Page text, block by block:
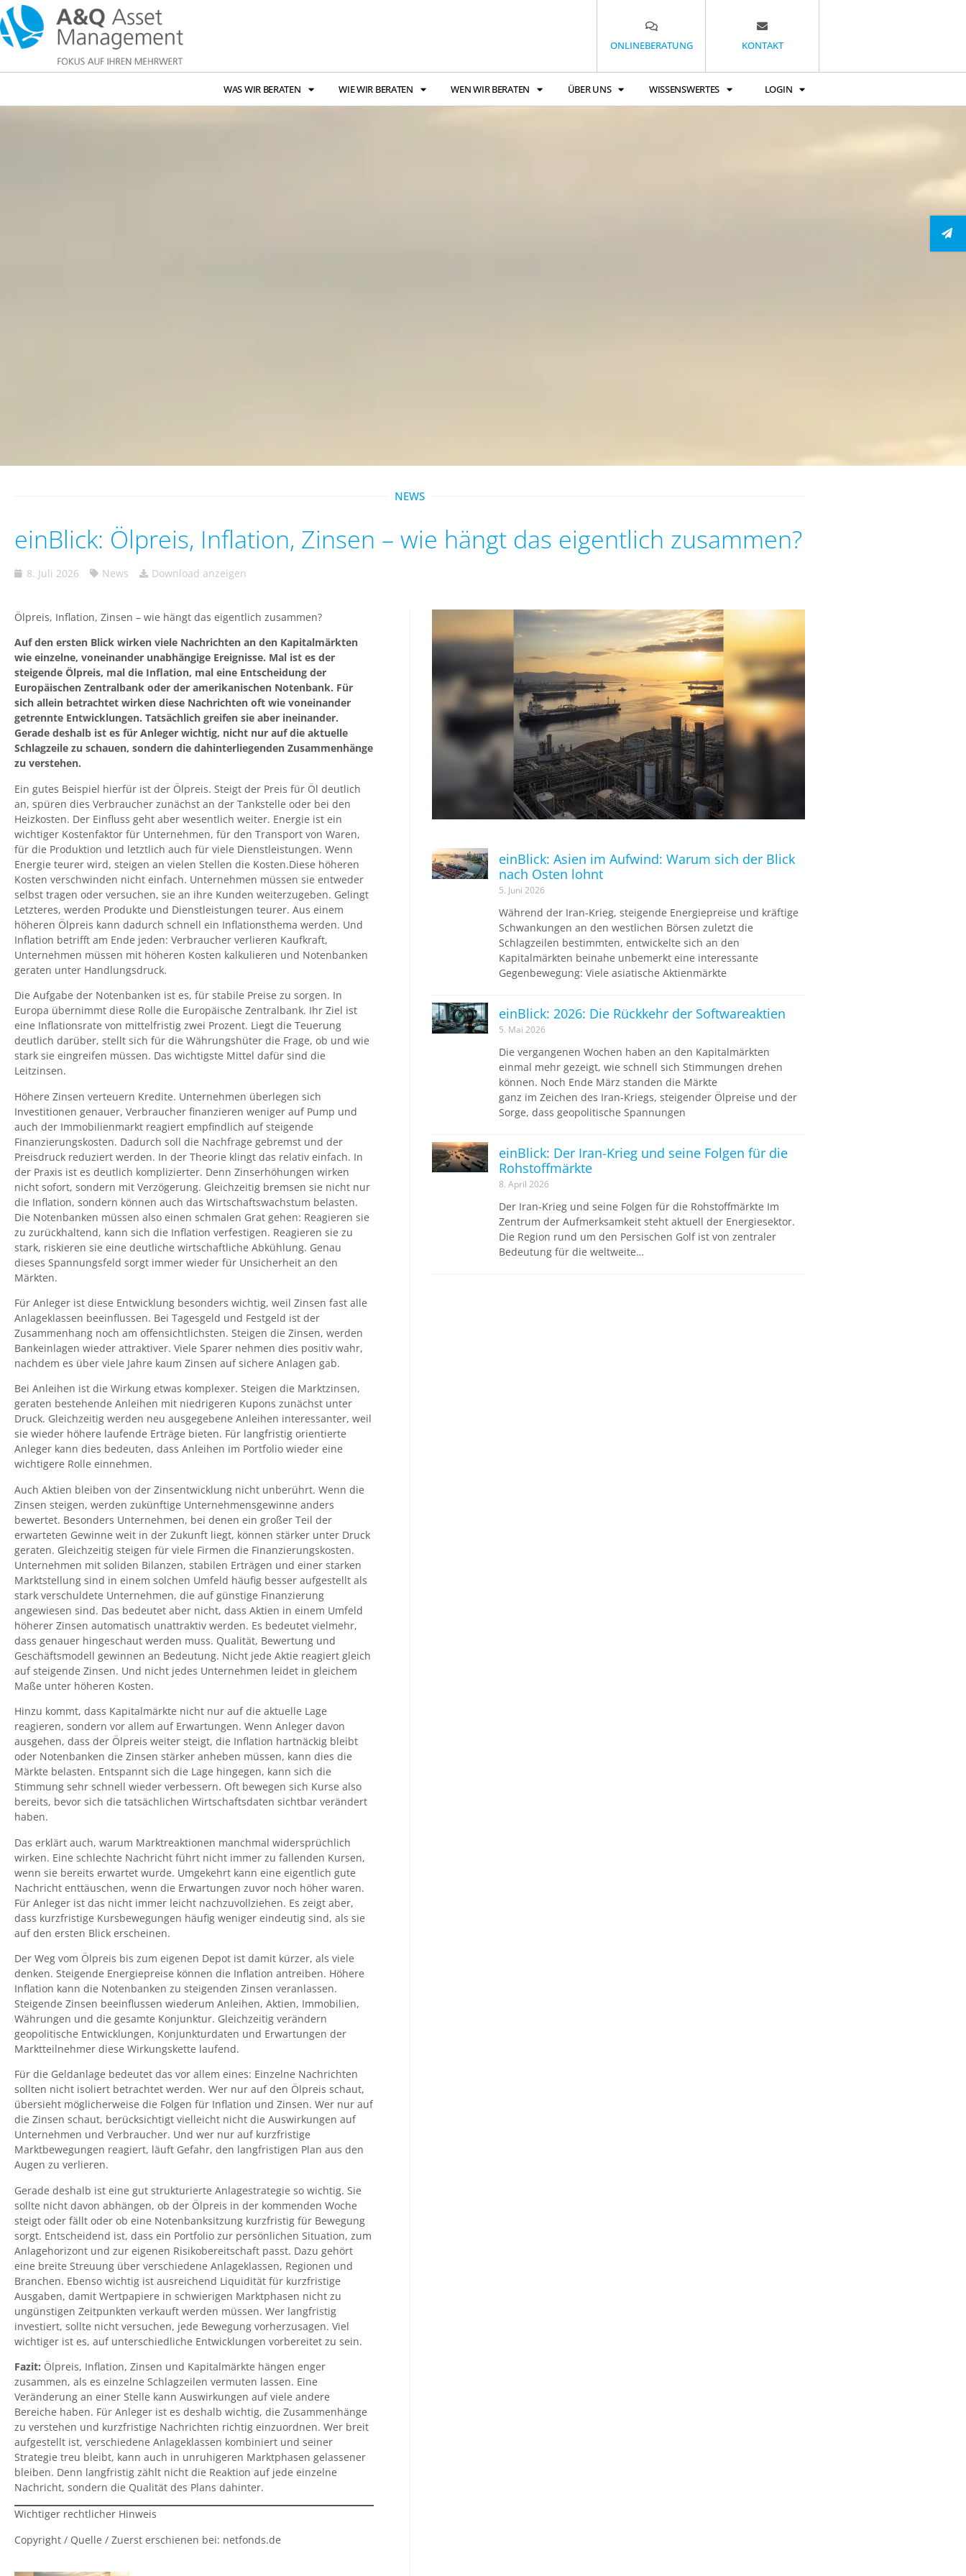
ONLINEBERATUNG KONTAKT
WAS WIR BERATEN WIE WIR BERATEN WEN WIR BERATEN ÜBER UNS WISSENSWERTES LOGIN
NEWS
einBlick: Ölpreis, Inflation, Zinsen – wie hängt das eigentlich zusammen?
8. Juli 2026 News Download anzeigen
Ölpreis, Inflation, Zinsen – wie hängt das eigentlich zusammen?
Auf den ersten Blick wirken viele Nachrichten an den Kapitalmärkten
wie einzelne, voneinander unabhängige Ereignisse. Mal ist es der
steigende Ölpreis, mal die Inflation, mal eine Entscheidung der
Europäischen Zentralbank oder der amerikanischen Notenbank. Für
sich allein betrachtet wirken diese Nachrichten oft wie voneinander
getrennte Entwicklungen. Tatsächlich greifen sie aber ineinander.
Gerade deshalb ist es für Anleger wichtig, nicht nur auf die aktuelle
Schlagzeile zu schauen, sondern die dahinterliegenden Zusammenhänge
zu verstehen.
Ein gutes Beispiel hierfür ist der Ölpreis. Steigt der Preis für Öl deutlich
an, spüren dies Verbraucher zunächst an der Tankstelle oder bei den
Heizkosten. Der Einfluss geht aber wesentlich weiter. Energie ist ein
wichtiger Kostenfaktor für Unternehmen, für den Transport von Waren,
für die Produktion und letztlich auch für viele Dienstleistungen. Wenn
Energie teurer wird, steigen an vielen Stellen die Kosten.Diese höheren
Kosten verschwinden nicht einfach. Unternehmen müssen sie entweder
selbst tragen oder versuchen, sie an ihre Kunden weiterzugeben. Gelingt
Letzteres, werden Produkte und Dienstleistungen teurer. Aus einem
höheren Ölpreis kann dadurch schnell ein Inflationsthema werden. Und
Inflation betrifft am Ende jeden: Verbraucher verlieren Kaufkraft,
Unternehmen müssen mit höheren Kosten kalkulieren und Notenbanken
geraten unter Handlungsdruck.
Die Aufgabe der Notenbanken ist es, für stabile Preise zu sorgen. In
Europa übernimmt diese Rolle die Europäische Zentralbank. Ihr Ziel ist
eine Inflationsrate von mittelfristig zwei Prozent. Liegt die Teuerung
deutlich darüber, stellt sich für die Währungshüter die Frage, ob und wie
stark sie eingreifen müssen. Das wichtigste Mittel dafür sind die
Leitzinsen.
Höhere Zinsen verteuern Kredite. Unternehmen überlegen sich
Investitionen genauer, Verbraucher finanzieren weniger auf Pump und
auch der Immobilienmarkt reagiert empfindlich auf steigende
Finanzierungskosten. Dadurch soll die Nachfrage gebremst und der
Preisdruck reduziert werden. In der Theorie klingt das relativ einfach. In
der Praxis ist es deutlich komplizierter. Denn Zinserhöhungen wirken
nicht sofort, sondern mit Verzögerung. Gleichzeitig bremsen sie nicht nur
die Inflation, sondern können auch das Wirtschaftswachstum belasten.
Die Notenbanken müssen also einen schmalen Grat gehen: Reagieren sie
zu zurückhaltend, kann sich die Inflation verfestigen. Reagieren sie zu
stark, riskieren sie eine deutliche wirtschaftliche Abkühlung. Genau
dieses Spannungsfeld sorgt immer wieder für Unsicherheit an den
Märkten.
Für Anleger ist diese Entwicklung besonders wichtig, weil Zinsen fast alle
Anlageklassen beeinflussen. Bei Tagesgeld und Festgeld ist der
Zusammenhang noch am offensichtlichsten. Steigen die Zinsen, werden
Bankeinlagen wieder attraktiver. Viele Sparer nehmen dies positiv wahr,
nachdem es über viele Jahre kaum Zinsen auf sichere Anlagen gab.
Bei Anleihen ist die Wirkung etwas komplexer. Steigen die Marktzinsen,
geraten bestehende Anleihen mit niedrigeren Kupons zunächst unter
Druck. Gleichzeitig werden neu ausgegebene Anleihen interessanter, weil
sie wieder höhere laufende Erträge bieten. Für langfristig orientierte
Anleger kann dies bedeuten, dass Anleihen im Portfolio wieder eine
wichtigere Rolle einnehmen.
Auch Aktien bleiben von der Zinsentwicklung nicht unberührt. Wenn die
Zinsen steigen, werden zukünftige Unternehmensgewinne anders
bewertet. Besonders Unternehmen, bei denen ein großer Teil der
erwarteten Gewinne weit in der Zukunft liegt, können stärker unter Druck
geraten. Gleichzeitig steigen für viele Firmen die Finanzierungskosten.
Unternehmen mit soliden Bilanzen, stabilen Erträgen und einer starken
Marktstellung sind in einem solchen Umfeld häufig besser aufgestellt als
stark verschuldete Unternehmen, die auf günstige Finanzierung
angewiesen sind. Das bedeutet aber nicht, dass Aktien in einem Umfeld
höherer Zinsen automatisch unattraktiv werden. Es bedeutet vielmehr,
dass genauer hingeschaut werden muss. Qualität, Bewertung und
Geschäftsmodell gewinnen an Bedeutung. Nicht jede Aktie reagiert gleich
auf steigende Zinsen. Und nicht jedes Unternehmen leidet in gleichem
Maße unter höheren Kosten.
Hinzu kommt, dass Kapitalmärkte nicht nur auf die aktuelle Lage
reagieren, sondern vor allem auf Erwartungen. Wenn Anleger davon
ausgehen, dass der Ölpreis weiter steigt, die Inflation hartnäckig bleibt
oder Notenbanken die Zinsen stärker anheben müssen, kann dies die
Märkte belasten. Entspannt sich die Lage hingegen, kann sich die
Stimmung sehr schnell wieder verbessern. Oft bewegen sich Kurse also
bereits, bevor sich die tatsächlichen Wirtschaftsdaten sichtbar verändert
haben.
Das erklärt auch, warum Marktreaktionen manchmal widersprüchlich
wirken. Eine schlechte Nachricht führt nicht immer zu fallenden Kursen,
wenn sie bereits erwartet wurde. Umgekehrt kann eine eigentlich gute
Nachricht enttäuschen, wenn die Erwartungen zuvor noch höher waren.
Für Anleger ist das nicht immer leicht nachzuvollziehen. Es zeigt aber,
dass kurzfristige Kursbewegungen häufig weniger eindeutig sind, als sie
auf den ersten Blick erscheinen.
Der Weg vom Ölpreis bis zum eigenen Depot ist damit kürzer, als viele
denken. Steigende Energiepreise können die Inflation antreiben. Höhere
Inflation kann die Notenbanken zu steigenden Zinsen veranlassen.
Steigende Zinsen beeinflussen wiederum Anleihen, Aktien, Immobilien,
Währungen und die gesamte Konjunktur. Gleichzeitig verändern
geopolitische Entwicklungen, Konjunkturdaten und Erwartungen der
Marktteilnehmer diese Wirkungskette laufend.
Für die Geldanlage bedeutet das vor allem eines: Einzelne Nachrichten
sollten nicht isoliert betrachtet werden. Wer nur auf den Ölpreis schaut,
übersieht möglicherweise die Folgen für Inflation und Zinsen. Wer nur auf
die Zinsen schaut, berücksichtigt vielleicht nicht die Auswirkungen auf
Unternehmen und Verbraucher. Und wer nur auf kurzfristige
Marktbewegungen reagiert, läuft Gefahr, den langfristigen Plan aus den
Augen zu verlieren.
Gerade deshalb ist eine gut strukturierte Anlagestrategie so wichtig. Sie
sollte nicht davon abhängen, ob der Ölpreis in der kommenden Woche
steigt oder fällt oder ob eine Notenbanksitzung kurzfristig für Bewegung
sorgt. Entscheidend ist, dass ein Portfolio zur persönlichen Situation, zum
Anlagehorizont und zur eigenen Risikobereitschaft passt. Dazu gehört
eine breite Streuung über verschiedene Anlageklassen, Regionen und
Branchen. Ebenso wichtig ist ausreichend Liquidität für kurzfristige
Ausgaben, damit Wertpapiere in schwierigen Marktphasen nicht zu
ungünstigen Zeitpunkten verkauft werden müssen. Wer langfristig
investiert, sollte nicht versuchen, jede Bewegung vorherzusagen. Viel
wichtiger ist es, auf unterschiedliche Entwicklungen vorbereitet zu sein.
Fazit: Ölpreis, Inflation, Zinsen und Kapitalmärkte hängen enger
zusammen, als es einzelne Schlagzeilen vermuten lassen. Eine
Veränderung an einer Stelle kann Auswirkungen auf viele andere
Bereiche haben. Für Anleger ist es deshalb wichtig, die Zusammenhänge
zu verstehen und kurzfristige Nachrichten richtig einzuordnen. Wer breit
aufgestellt ist, verschiedene Anlageklassen kombiniert und seiner
Strategie treu bleibt, kann auch in unruhigeren Marktphasen gelassener
bleiben. Denn langfristig zählt nicht die Reaktion auf jede einzelne
Nachricht, sondern die Qualität des Plans dahinter.
Wichtiger rechtlicher Hinweis
Copyright / Quelle / Zuerst erschienen bei: netfonds.de
einBlick: Asien im Aufwind: Warum sich der Blick
nach Osten lohnt
5. Juni 2026
Während der Iran-Krieg, steigende Energiepreise und kräftige
Schwankungen an den westlichen Börsen zuletzt die
Schlagzeilen bestimmten, entwickelte sich an den
Kapitalmärkten beinahe unbemerkt eine interessante
Gegenbewegung: Viele asiatische Aktienmärkte
einBlick: 2026: Die Rückkehr der Softwareaktien
5. Mai 2026
Die vergangenen Wochen haben an den Kapitalmärkten
einmal mehr gezeigt, wie schnell sich Stimmungen drehen
können. Noch Ende März standen die Märkte
ganz im Zeichen des Iran-Kriegs, steigender Ölpreise und der
Sorge, dass geopolitische Spannungen
einBlick: Der Iran-Krieg und seine Folgen für die
Rohstoffmärkte
8. April 2026
Der Iran-Krieg und seine Folgen für die Rohstoffmärkte Im
Zentrum der Aufmerksamkeit steht aktuell der Energiesektor.
Die Region rund um den Persischen Golf ist von zentraler
Bedeutung für die weltweite…